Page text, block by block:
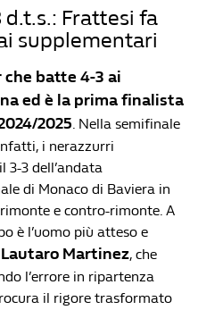
Frattesi fa
supplementari
che batte 4-3 ai
ed è la prima finalista
2025. Nella semifinale
i nerazzurri
3-3 dell’andata
di Monaco di Baviera in
e contro-rimonte. A
è l’uomo più atteso e
Lautaro Martinez, che
l’errore in ripartenza
il rigore trasformato